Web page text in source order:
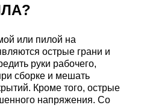
или пилой на
острые грани и
руки рабочего,
сборке и мешать
Кроме того, острые
напряжения. Со